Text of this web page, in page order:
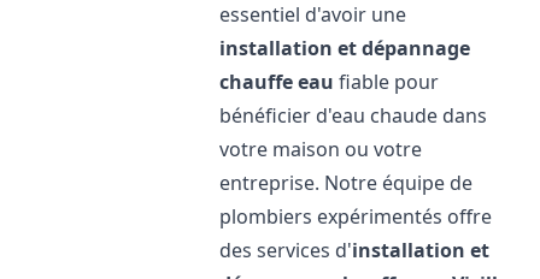
essentiel d'avoir une
installation et dépannage
chauffe eau fiable pour
bénéficier d'eau chaude dans
votre maison ou votre
entreprise. Notre équipe de
plombiers expérimentés offre
des services d'installation et